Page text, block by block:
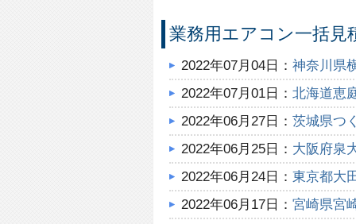
業務用エアコン一括見
2022年07月04日： 神奈川県
2022年07月01日： 北海道恵
2022年06月27日： 茨城県つ
2022年06月25日： 大阪府泉
2022年06月24日： 東京都大
2022年06月17日： 宮崎県宮